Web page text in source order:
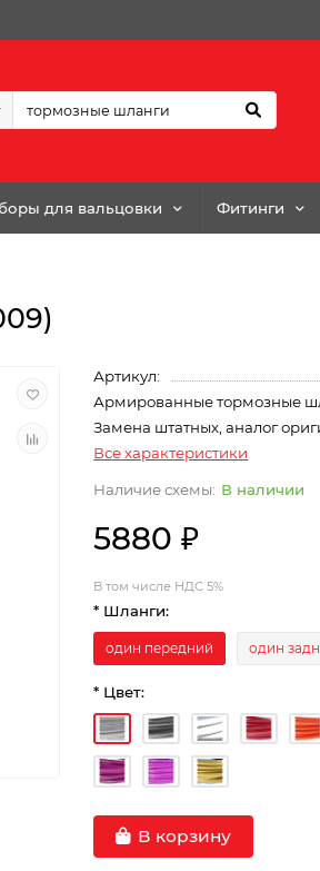
для вальцовки Фитинги
Артикул:
Армированные тормозные
Замена штатных, аналог
Все характеристики
В наличии
5880 ₽
В том числе НДС 5%
* Шланги:
один передний один
* Цвет:
В корзину